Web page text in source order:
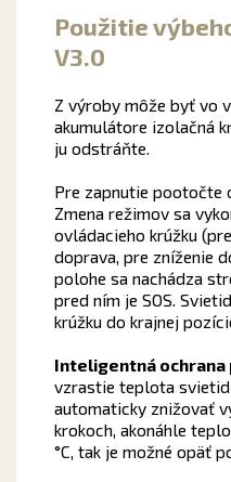
Použitie
V3.0
Z výroby môže byť vo
akumulátore izolačná
ju odstráňte.
Pre zapnutie pootočte
Zmena režimov sa
ovládacieho krúžku
doprava, pre zníženie
polohe sa nachádza
pred ním je SOS.
krúžku do krajnej
Inteligentná
vzrastie teplota
automaticky znižovať
krokoch, akonáhle
°C, tak je možné opäť